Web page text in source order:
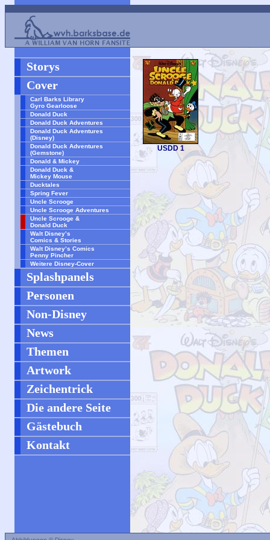
Storys
Cover
Carl Barks Library
Gyro Gearloose
Donald Duck
Donald Duck Adventures
Donald Duck Adventures
(Disney)
Donald Duck Adventures
(Gemstone)
Donald & Mickey
Donald Duck &
Mickey Mouse
Ducktales
Spring Fever
Uncle Scrooge
Uncle Scrooge Adventures
Uncle Scrooge &
Donald Duck
Walt Disney’s
Comics & Stories
Walt Disney’s Comics
Penny Pincher
Weitere Disney-Cover
Splashpanels
Personen
Non-Disney
News
Themen
Artwork
Zeichentrick
Die andere Seite
Gästebuch
Kontakt
USDD 1